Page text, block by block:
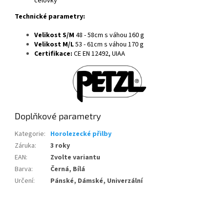
Technické parametry:
Velikost S/M 48 - 58cm s váhou 160 g
Velikost M/L53 - 61cm s váhou 170 g
Certifikace: CE EN 12492, UIAA
Doplňkové parametry
Kategorie: Horolezecké přilby
Záruka:
3 roky
EAN:
Zvolte variantu
Barva:
Černá, Bílá
Určení: Pánské, Dámské, Univerzální